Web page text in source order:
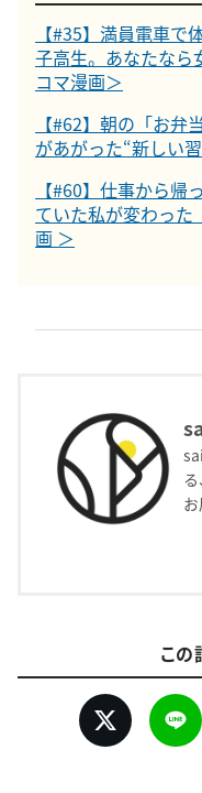
【#35】満員電車で
子高生。あなたなら
コマ漫画＞
【#62】朝の「お弁
があがった“新しい
【#60】仕事から帰
ていた私が変わった
画 ＞
お
この